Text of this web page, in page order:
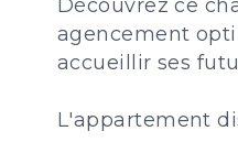
Découvrez ce
agencement
accueillir ses
L'appartement